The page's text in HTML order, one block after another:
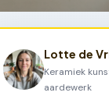
Lotte de
Keramiek
aardewerk